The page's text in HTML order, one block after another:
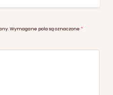
Wymagane pola są oznaczone *